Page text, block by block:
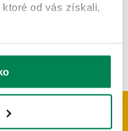
od vás získali,